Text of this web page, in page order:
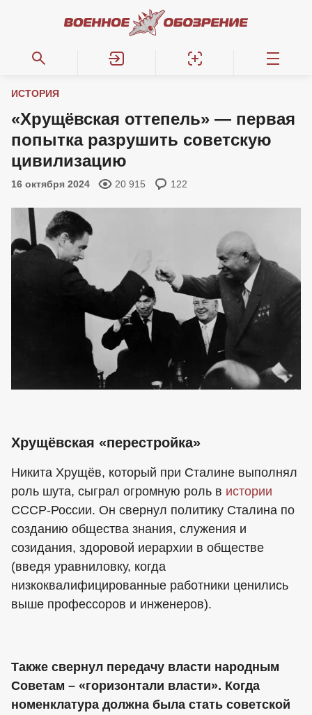
ИСТОРИЯ
«Хрущёвская оттепель» — первая
попытка разрушить советскую
цивилизацию
16 октября 2024 20 915 122
Хрущёвская «перестройка»
Никита Хрущёв, который при Сталине выполнял
роль шута, сыграл огромную роль в истории
СССР-России. Он свернул политику Сталина по
созданию общества знания, служения и
созидания, здоровой иерархии в обществе
(введя уравниловку, когда
низкоквалифицированные работники ценились
выше профессоров и инженеров).
Также свернул передачу власти народным
Советам – «горизонтали власти». Когда
номенклатура должна была стать советской